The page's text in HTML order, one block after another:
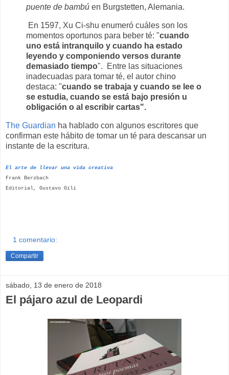
puente de bambú en Burgstetten, Alemania.
En 1597, Xu Ci-shu enumeró cuáles son los
momentos oportunos para beber té: "cuando
uno está intranquilo y cuando ha estado
leyendo y componiendo versos durante
demasiado tiempo". Entre las situaciones
inadecuadas para tomar té, el autor chino
destaca: "cuando se trabaja y cuando se lee o
se estudia, cuando se está bajo presión u
obligación o al escribir cartas".
The Guardian ha hablado con algunos escritores que
confirman este hábito de tomar un té para descansar un
instante de la escritura.
El arte de llevar una vida creativa
Frank Berzbach
Editorial, Gustavo Gili
1 comentario:
Compartir
sábado, 13 de enero de 2018
El pájaro azul de Leopardi